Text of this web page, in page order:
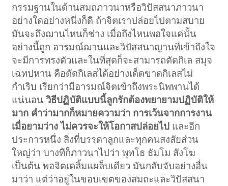
กรรมฐานในด้านสมถภาวนาหรือวิปัสสนาภาวนา
อย่างใดอย่างหนึ่งก็ดี ถ้าจิตเราปล่อยไปตามสบาย
มันจะถึงฌานไหนก็ช่าง เมื่อถึงไหนพอใจแค่นั้น
อย่างนี้ถูก อารมณ์ฌานและวิปัสสนาญานที่เข้าถึงใจ
จะมีการทรงตัวและในที่สุดก็จะสามารถตัดกิเล สมุจ
เฉทปหาน คือตัดกิเลสได้อย่างเด็ดขาดกิเลสไม่
กำเริบ เรียกว่ามีอารมณ์จิตเข้าถึงพระนิพพานได้
แน่นอนวิธีปฏิบัติแบบนี้ลูกรักต้องพยายามปฏิบัติให้
มาก คำว่ามากก็หมายความว่า การเว้นจากการงาน
เมื่อยามว่าง ไม่ควรจะให้โอกาสปล่อยไป และอีก
ประการหนึ่ง สิ่งที่บรรดาลูกและทุกคนสงสัยส่วน
ใหญ่ว่า บางทีก็ภาวนาไปว่า พุทโธ ธัมโม สังโฆ
เป็นต้น พอจิตเคลิ้มแผล็บเดียว มันกลับจับอย่างอื่น
มาว่า แต่ว่าอยู่ในขอบเขตของสมถะและวิปัสสนา